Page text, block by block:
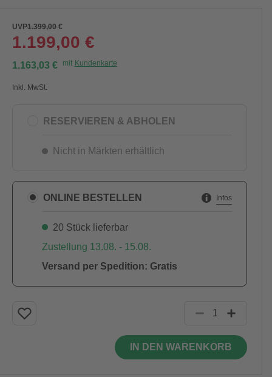
UVP1.399,00 €
1.199,00 €
1.163,03 € mit Kundenkarte
Inkl. MwSt.
RESERVIEREN & ABHOLEN
Nicht in Märkten erhältlich
ONLINE BESTELLEN Infos
20 Stück lieferbar
Zustellung 13.08. - 15.08.
Versand per Spedition: Gratis
IN DEN WARENKORB